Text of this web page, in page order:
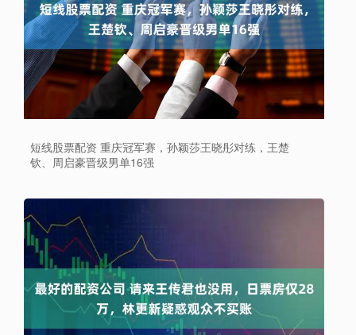
短线股票配资 重庆冠军赛，孙颖莎王晓彤对练，王楚
钦、周启豪晋级男单16强